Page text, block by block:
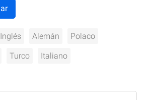
Inglés Alemán Polaco
Turco Italiano